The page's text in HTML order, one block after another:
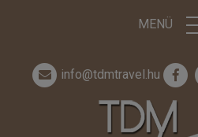
MENÜ
info@tdmtravel.hu